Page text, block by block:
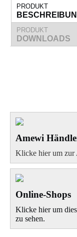
PRODUKT
PRODUKT
DOWNLOADS
Amewi
Klicke hier um zur
Online-Shops
Klicke hier um
zu sehen.